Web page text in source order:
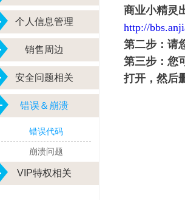
个人信息管理
销售周边
安全问题相关
错误＆崩溃
错误代码
崩溃问题
VIP特权相关
商业小精灵
http://
第二步：请
第三步：您
打开，然后